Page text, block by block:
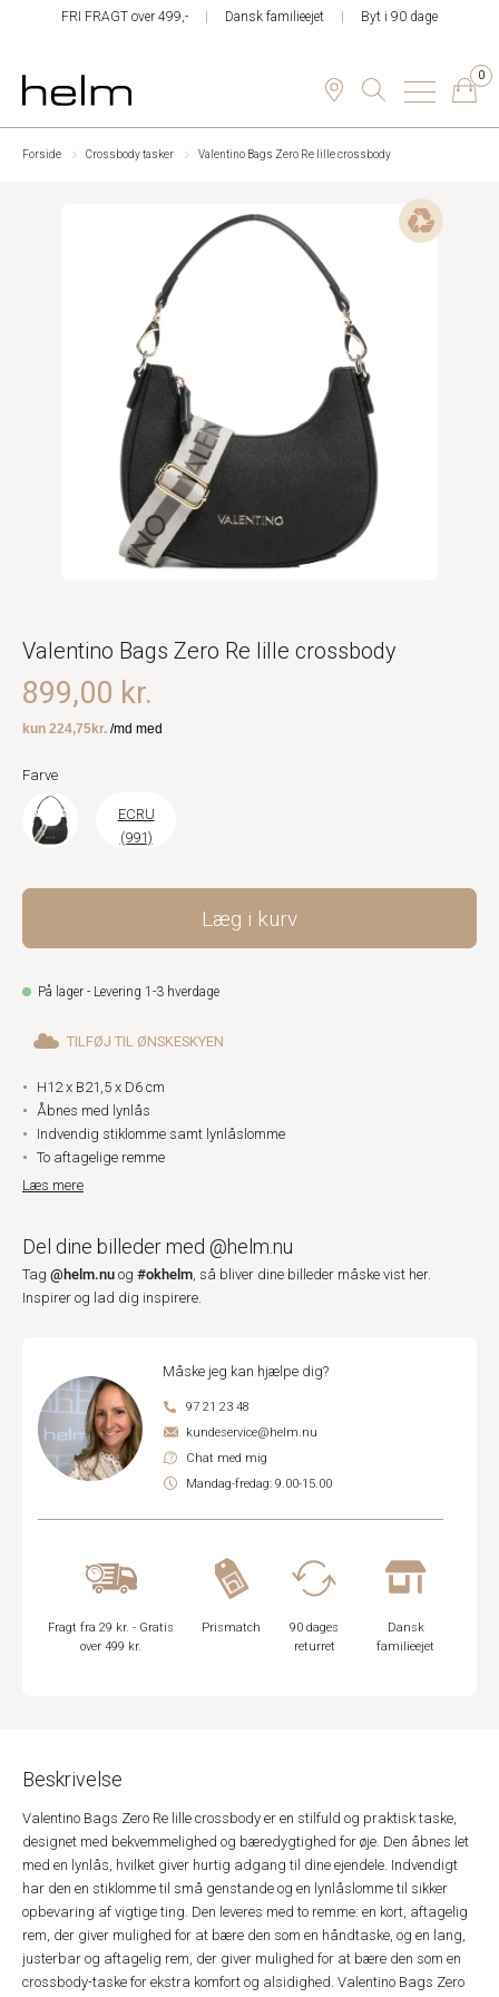
FRI FRAGT over 499,- Dansk familieejet Byt i 90 dage
0
Forside Crossbody tasker Valentino Bags Zero Re lille crossbody
Valentino Bags Zero Re lille crossbody
899,00 kr.
Farve
ECRU
(991)
Læg i kurv
På lager - Levering 1-3 hverdage
TILFØJ TIL ØNSKESKYEN
H12 x B21,5 x D6 cm
Åbnes med lynlås
Indvendig stiklomme samt lynlåslomme
To aftagelige remme
Læs mere
Del dine billeder med @helm.nu
Tag @helm.nu og #okhelm, så bliver dine billeder måske vist her.
Inspirer og lad dig inspirere.
Måske jeg kan hjælpe dig?
97 21 23 48
kundeservice@helm.nu
Chat med mig
Mandag-fredag: 9.00-15.00
Fragt fra 29 kr. - Gratis
over 499 kr.
Prismatch
90 dages
returret
Dansk
familieejet
Beskrivelse
Valentino Bags Zero Re lille crossbody er en stilfuld og praktisk taske,
designet med bekvemmelighed og bæredygtighed for øje. Den åbnes let
med en lynlås, hvilket giver hurtig adgang til dine ejendele. Indvendigt
har den en stiklomme til små genstande og en lynlåslomme til sikker
opbevaring af vigtige ting. Den leveres med to remme: en kort, aftagelig
rem, der giver mulighed for at bære den som en håndtaske, og en lang,
justerbar og aftagelig rem, der giver mulighed for at bære den som en
crossbody-taske for ekstra komfort og alsidighed. Valentino Bags Zero